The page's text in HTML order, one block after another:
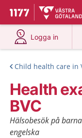
To start page for
Du har valt
Logga in
at 1177.se
Child health care in
Health
BVC
Hälsobesök på
engelska